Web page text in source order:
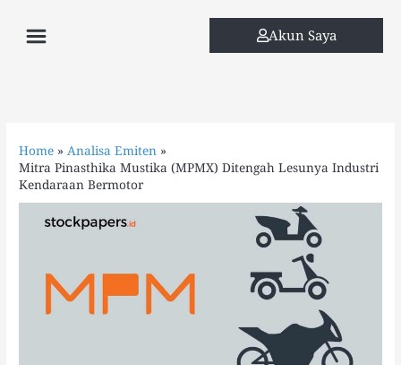
content
Menu Akun Saya
Home
Analisa Emiten
Mitra Pinasthika Mustika (MPMX) Ditengah Lesunya Industri
Kendaraan Bermotor